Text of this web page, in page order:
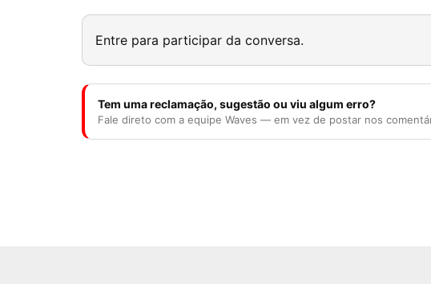
Entre para participar da conversa.
Tem uma reclamação, sugestão ou viu algum erro?
Fale direto com a equipe Waves — em vez de postar nos